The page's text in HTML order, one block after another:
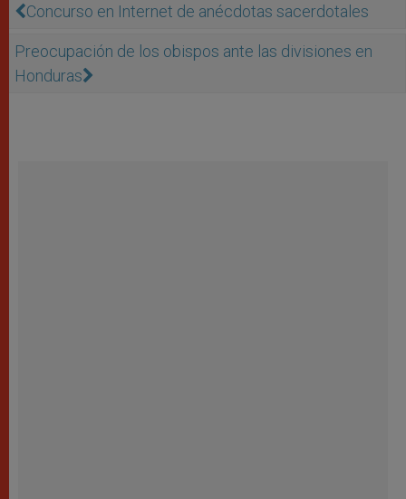
Concurso en Internet de anécdotas sacerdotales
Preocupación de los obispos ante las divisiones en
Honduras